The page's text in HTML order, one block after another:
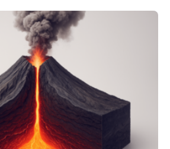
dieser „Riesenmagnetfossilien” mit
an der Diamond-
Ihre Analyse zeigt, dass
Organismen ermöglicht haben
sowohl in der
der Intensität des Erdmagnetfelds
konnten sie sich verorten und
Vor einigen Jahren…